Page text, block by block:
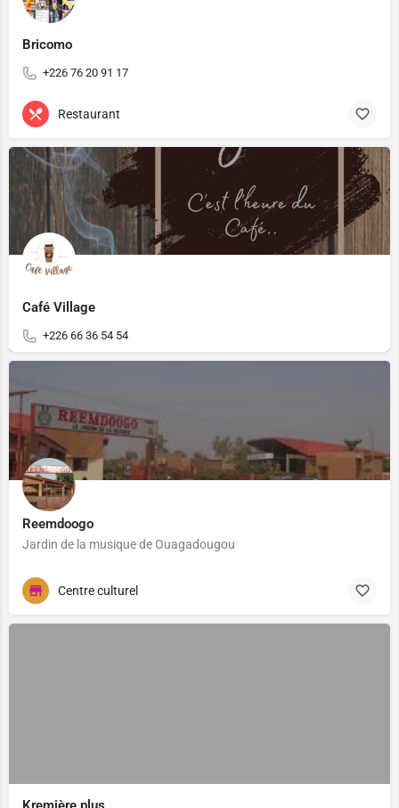
Bricomo
+226 76 20 91 17
Restaurant
Café Village
+226 66 36 54 54
Reemdoogo
Jardin de la musique de Ouagadougou
Centre culturel